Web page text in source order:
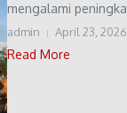
mengalami
admin April 23, 2026
Read More